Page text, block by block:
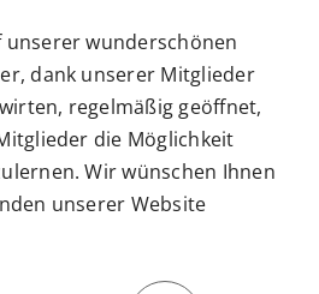
unserer wunderschönen
dank unserer Mitglieder
regelmäßig geöffnet,
die Möglichkeit
Wir wünschen Ihnen
unserer Website